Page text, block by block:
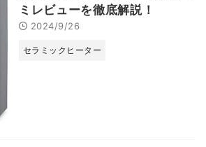
ミレビューを徹底解説！
2024/9/26
セラミックヒーター